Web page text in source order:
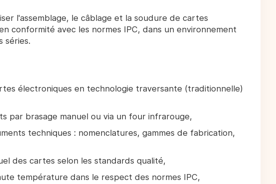
l'assemblage, le câblage et la soudure de cartes
conformité avec les normes IPC, dans un environnement
séries.
électroniques en technologie traversante (traditionnelle)
par brasage manuel ou via un four infrarouge,
techniques : nomenclatures, gammes de fabrication,
des cartes selon les standards qualité,
température dans le respect des normes IPC,